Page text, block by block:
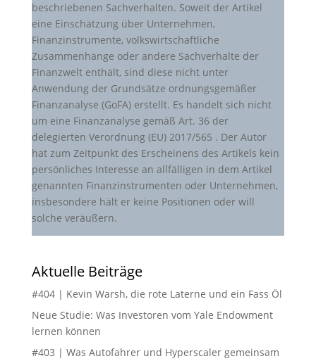
beschriebenen Sachverhalten. Soweit der Artikel
eine Einschätzung über Unternehmen,
Finanzinstrumente, volkswirtschaftliche
Zusammenhänge oder andere Sachverhalte der
Finanzwelt enthält, sind diese nicht unter
Anwendung der Grundsätze ordnungsgemäßer
Finanzanalyse (GoFA) erstellt. Es handelt sich nicht
um eine Finanzanalyse gemäß Art. 36 der
delegierten Verordnung (EU) 2017/565 . Der Autor
hat zum Zeitpunkt des Erscheinens des Artikels kein
persönliches Interesse an allfälligen in dem Artikel
genannten Finanzinstrumenten oder Unternehmen,
insbesondere hält er keine Positionen oder will
solche veräußern.
Aktuelle Beiträge
#404 | Kevin Warsh, die rote Laterne und ein Fass Öl
Neue Studie: Was Investoren vom Yale Endowment
lernen können
#403 | Was Autofahrer und Hyperscaler gemeinsam